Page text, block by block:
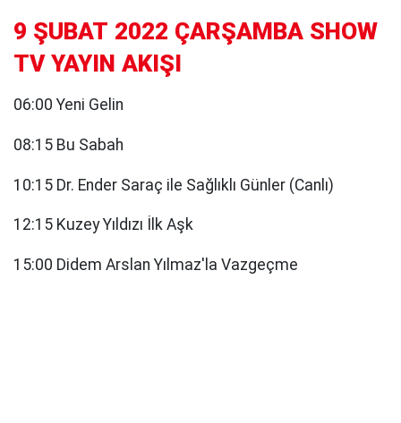
9 ŞUBAT 2022 ÇARŞAMBA SHOW
TV YAYIN AKIŞI
06:00 Yeni Gelin
08:15 Bu Sabah
10:15 Dr. Ender Saraç ile Sağlıklı Günler (Canlı)
12:15 Kuzey Yıldızı İlk Aşk
15:00 Didem Arslan Yılmaz'la Vazgeçme